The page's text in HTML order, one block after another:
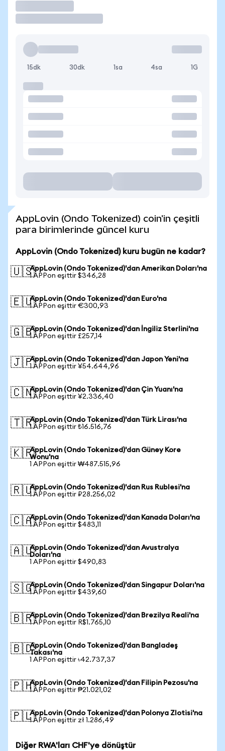
15dk 30dk 1sa 4sa 1G
AppLovin (Ondo Tokenized) coin'in çeşitli
para birimlerinde güncel kuru
AppLovin (Ondo Tokenized) kuru bugün ne kadar?
🇺🇸AppLovin (Ondo Tokenized)'dan Amerikan Doları'na
1 APPon eşittir $346,28
🇪🇺AppLovin (Ondo Tokenized)'dan Euro'na
1 APPon eşittir €300,93
🇬🇧AppLovin (Ondo Tokenized)'dan İngiliz Sterlini'na
1 APPon eşittir £257,14
🇯🇵AppLovin (Ondo Tokenized)'dan Japon Yeni'na
1 APPon eşittir ¥54.644,96
🇨🇳AppLovin (Ondo Tokenized)'dan Çin Yuanı'na
1 APPon eşittir ¥2.336,40
🇹🇷AppLovin (Ondo Tokenized)'dan Türk Lirası'na
1 APPon eşittir ₺16.516,76
🇰🇷AppLovin (Ondo Tokenized)'dan Güney Kore
Wonu'na
1 APPon eşittir ₩487.515,96
🇷🇺AppLovin (Ondo Tokenized)'dan Rus Rublesi'na
1 APPon eşittir ₽28.256,02
🇨🇦AppLovin (Ondo Tokenized)'dan Kanada Doları'na
1 APPon eşittir $483,11
🇦🇺AppLovin (Ondo Tokenized)'dan Avustralya
Doları'na
1 APPon eşittir $490,83
🇸🇬AppLovin (Ondo Tokenized)'dan Singapur Doları'na
1 APPon eşittir $439,60
🇧🇷AppLovin (Ondo Tokenized)'dan Brezilya Reali'na
1 APPon eşittir R$1.765,10
🇧🇩AppLovin (Ondo Tokenized)'dan Bangladeş
Takası'na
1 APPon eşittir ৳42.737,37
🇵🇭AppLovin (Ondo Tokenized)'dan Filipin Pezosu'na
1 APPon eşittir ₱21.021,02
🇵🇱AppLovin (Ondo Tokenized)'dan Polonya Zlotisi'na
1 APPon eşittir zł 1.286,49
Diğer RWA'ları CHF'ye dönüştür